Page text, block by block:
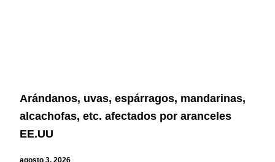
Arándanos, uvas, espárragos, mandarinas,
alcachofas, etc. afectados por aranceles
EE.UU